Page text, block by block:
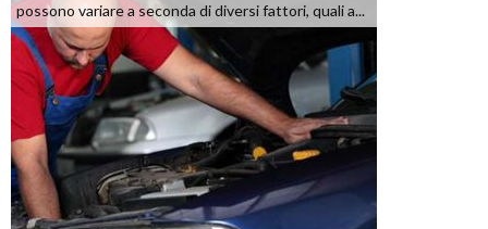
possono variare a seconda di diversi fattori, quali a...